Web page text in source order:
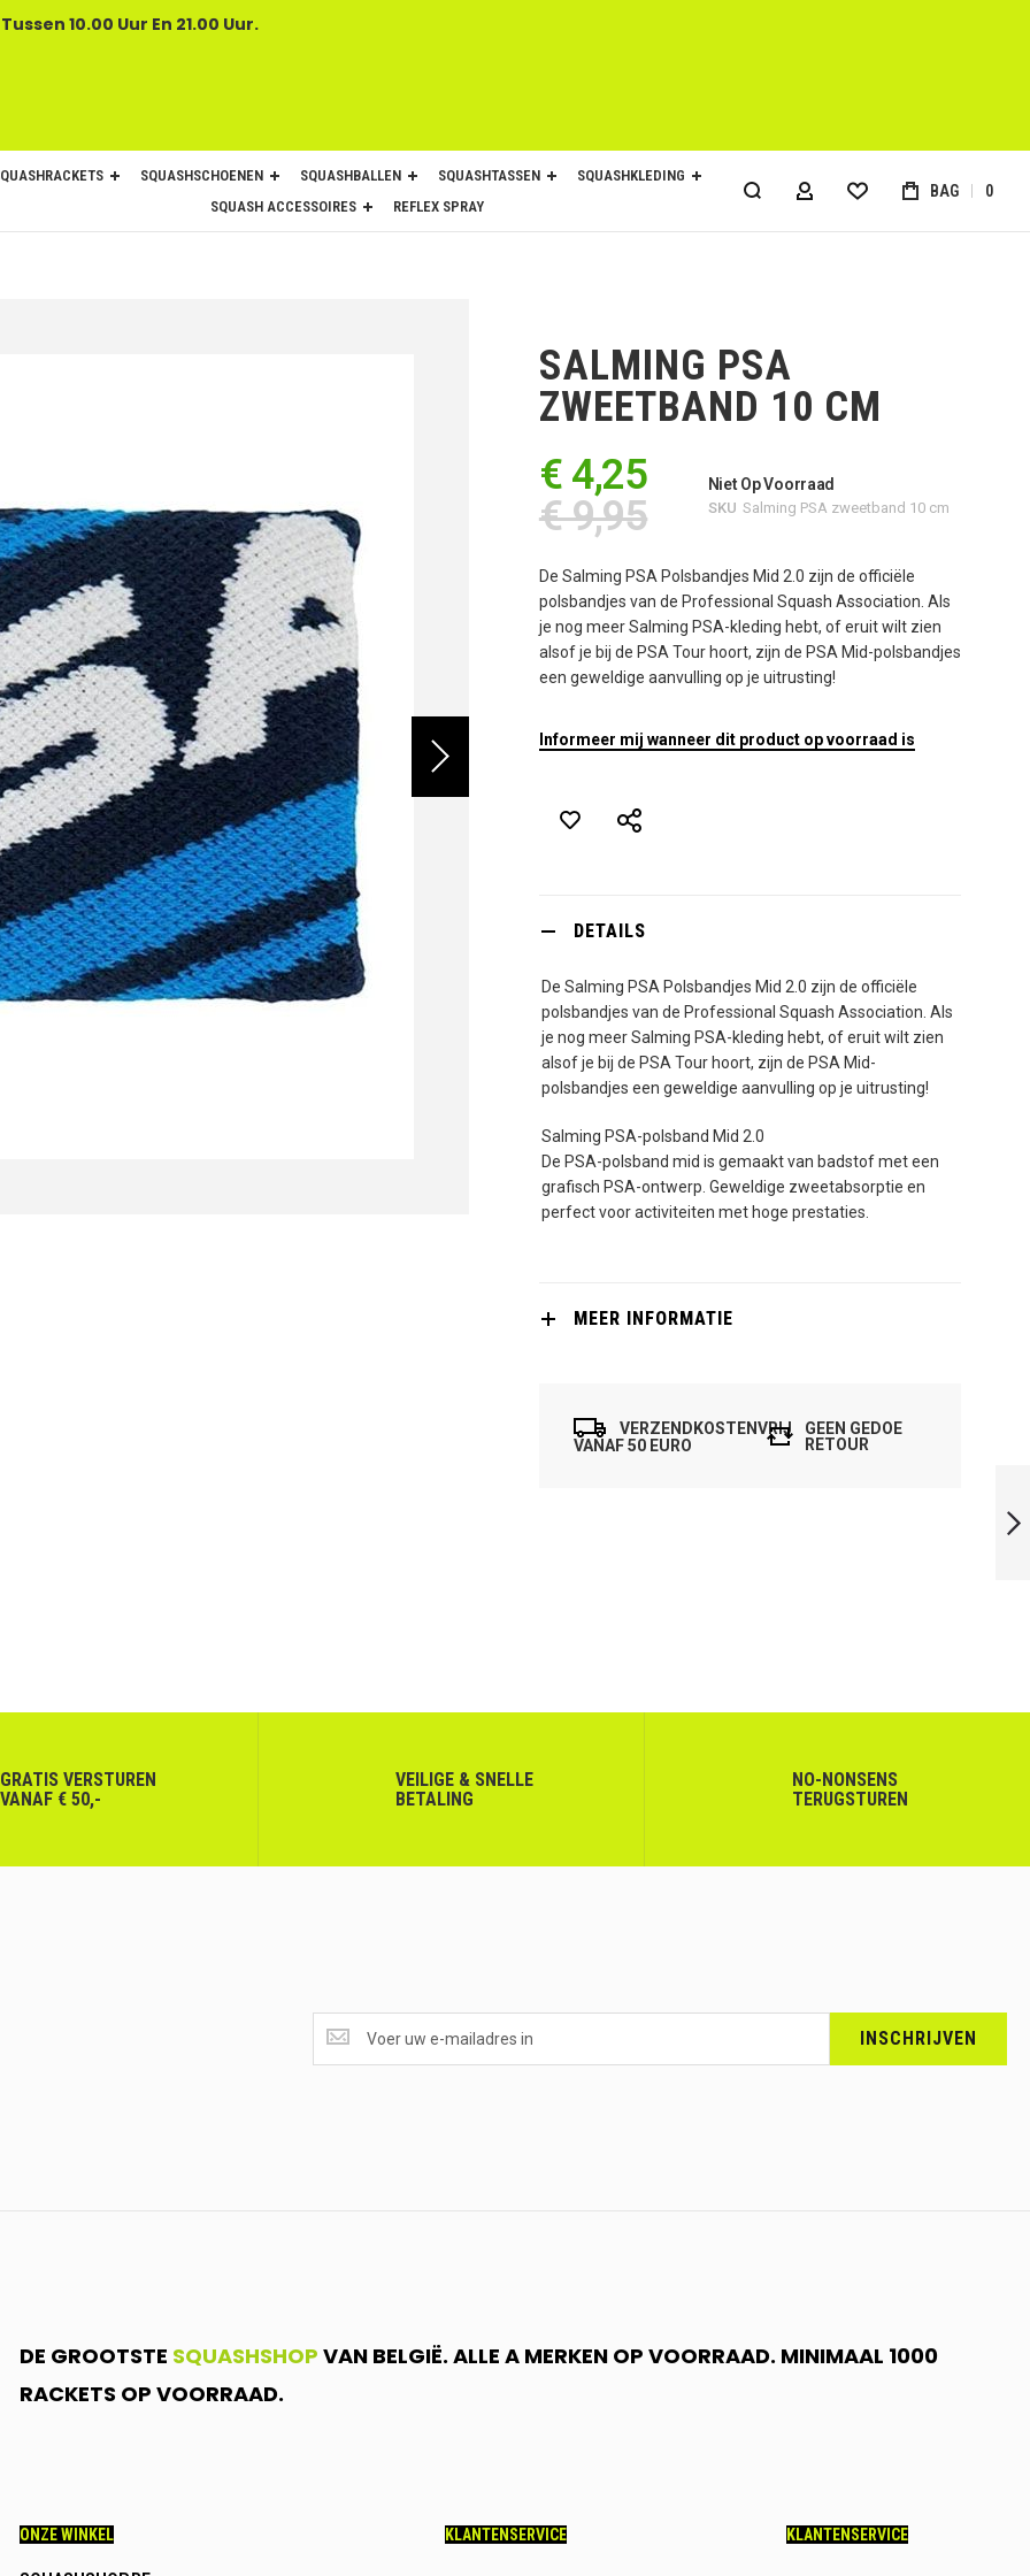
10.00 Uur En 21.00 Uur.
SQUASHSCHOENEN SQUASHBALLEN SQUASHTASSEN
SQUASHKLEDING
SQUASH ACCESSOIRES
REFLEX SPRAY ACCOUNT BAG 0
SALMING PSA
ZWEETBAND 10 CM
€ 4,25
€ 9,95
Niet Op Voorraad
SKU Salming PSA zweetband 10 cm
De Salming PSA Polsbandjes Mid 2.0 zijn de officiële
polsbandjes van de Professional Squash Association. Als
je nog meer Salming PSA-kleding hebt, of eruit wilt zien
alsof je bij de PSA Tour hoort, zijn de PSA Mid-polsbandjes
een geweldige aanvulling op je uitrusting!
Informeer mij wanneer dit product op voorraad is
DETAILS
De Salming PSA Polsbandjes Mid 2.0 zijn de officiële
polsbandjes van de Professional Squash Association. Als
je nog meer Salming PSA-kleding hebt, of eruit wilt zien
alsof je bij de PSA Tour hoort, zijn de PSA Mid-
polsbandjes een geweldige aanvulling op je uitrusting!
Salming PSA-polsband Mid 2.0
De PSA-polsband mid is gemaakt van badstof met een
grafisch PSA-ontwerp. Geweldige zweetabsorptie en
perfect voor activiteiten met hoge prestaties.
MEER INFORMATIE
VERZENDKOSTENVRIJ
VANAF 50 EURO
GEEN GEDOE
RETOUR
GRATIS VERSTUREN
VANAF € 50,-
VEILIGE & SNELLE
BETALING
NO-NONSENS
TERUGSTUREN
ONTVANGEN?
<br>SCHRIJF
INSCHRIJVEN
DE GROOTSTE SQUASHSHOP VAN BELGIË. ALLE A MERKEN OP VOORRAAD. MINIMAAL 1000
RACKETS OP VOORRAAD.
ONZE WINKEL KLANTENSERVICE KLANTENSERVICE